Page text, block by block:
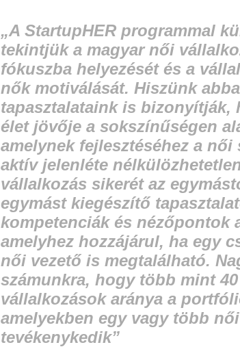
„A StartupHER programmal
tekintjük a magyar női
fókuszba helyezését és a
nők motiválását. Hiszünk
tapasztalataink is bizonyítják,
élet jövője a sokszínűségen
amelynek fejlesztéséhez a női
aktív jelenléte
vállalkozás sikerét az
egymást kiegészítő
kompetenciák és nézőpontok
amelyhez hozzájárul, ha egy
női vezető is megtalálható.
számunkra, hogy több mint
vállalkozások aránya a
amelyekben egy vagy több
tevékenykedik”